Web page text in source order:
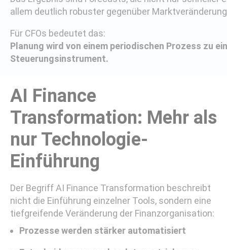
allem deutlich robuster gegenüber
Für CFOs bedeutet das:
Planung wird von einem periodischen Prozess zu
Steuerungsinstrument.
AI Finance
Transformation: Mehr als
nur Technologie-
Einführung
Der Begriff AI Finance Transformation beschreibt
nicht die Einführung einzelner Tools, sondern eine
tiefgreifende Veränderung der Finanzorganisation:
Prozesse werden stärker automatisiert